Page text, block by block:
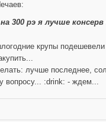
300 рэ я лучше консерв
крупы подешевели
лучше последнее,
вопросу... :drink: - ждем...